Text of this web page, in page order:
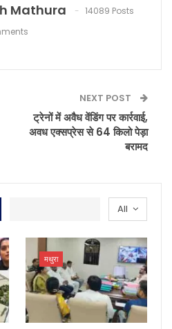
Mathura
14089 Posts
NEXT POST
ट्रेनों में अवैध वेंडिंग पर कार्रवाई,
अवध एक्सप्रेस से 64 किलो पेड़ा
बरामद
All
मथुरा